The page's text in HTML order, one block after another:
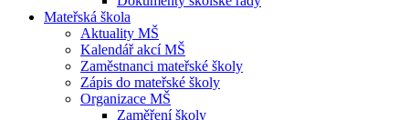
Mateřská škola
Aktuality MŠ
Kalendář akcí MŠ
Zaměstnanci mateřské školy
Zápis do mateřské školy
Organizace MŠ
Zaměření školy